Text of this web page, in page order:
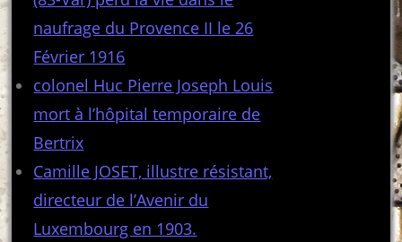
naufrage du Provence II le 26
Février 1916
colonel Huc Pierre Joseph Louis
mort à l’hôpital temporaire de
Bertrix
Camille JOSET, illustre résistant,
directeur de l’Avenir du
Luxembourg en 1903.